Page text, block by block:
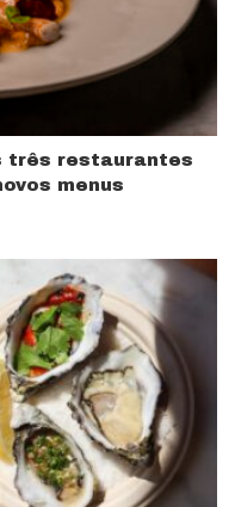
três restaurantes
menus